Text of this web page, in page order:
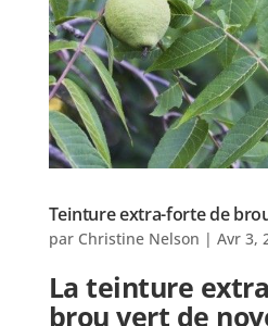
Teinture extra-forte de
par Christine Nelson | Avr 3,
La teinture
brou vert de